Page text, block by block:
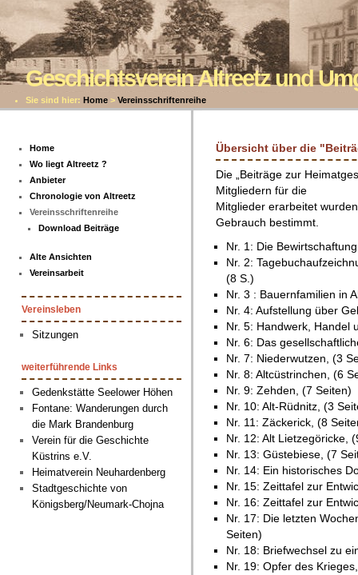
Geschichtsverein Altreetz und
Sie sind hier: Home > Vereinsschriftenreihe
Home
Wo liegt Altreetz ?
Anbieter
Chronologie von Altreetz
Vereinsschriftenreihe
Download Beiträge
Alte Ansichten
Vereinsarbeit
Vereinsleben
Sitzungen
weiterführende Links
Gedenkstätte Seelower Höhen
Fontane: Wanderungen durch
die Mark Brandenburg
Verein für die Geschichte
Küstrins e.V.
Heimatverein Neuhardenberg
Stadtgeschichte von
Königsberg/Neumark-Chojna
Übersicht über die
Die „Beiträge zur
Mitgliedern für die
Mitglieder erarbeitet
Gebrauch bestimmt.
Nr. 1: Die
Nr. 2:
(8 S.)
Nr. 3 : Bauernfamilien in
Nr. 4: Aufstellung über
Nr. 5: Handwerk, Handel
Nr. 6: Das
Nr. 7: Niederwutzen, (3
Nr. 8: Altcüstrinchen, (6
Nr. 9: Zehden, (7 Seiten)
Nr. 10: Alt-Rüdnitz, (3
Nr. 11: Zäckerick, (8
Nr. 12: Alt Lietzegöricke,
Nr. 13: Güstebiese, (7
Nr. 14: Ein historisches
Nr. 15: Zeittafel zur
Nr. 16: Zeittafel zur
Nr. 17: Die letzten
Seiten)
Nr. 18: Briefwechsel zu
Nr. 19: Opfer des